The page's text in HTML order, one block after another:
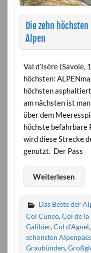
Die zehn
Alpen
Val d’Isère (Savoie,
höchsten:
höchsten
am nächsten ist
über dem
höchste befahrbare
wird diese Strecke
genutzt. Der Pass
Weiterlesen
Das Beste der
Col Cuneo,Col de la
Galibier,Col d’Agnel,
schönsten
Graubünden,